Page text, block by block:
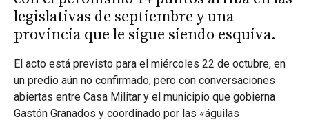
legislativas de septiembre y una
provincia que le sigue siendo esquiva.
El acto está previsto para el miércoles 22 de octubre, en
un predio aún no confirmado, pero con conversaciones
abiertas entre Casa Militar y el municipio que gobierna
Gastón Granados y coordinado por las «águilas